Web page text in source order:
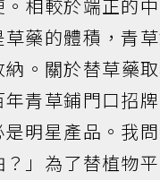
相較於端正的
草藥的體積，青
納。關於替草
青草鋪門口招
明星產品。我
」為了替植物